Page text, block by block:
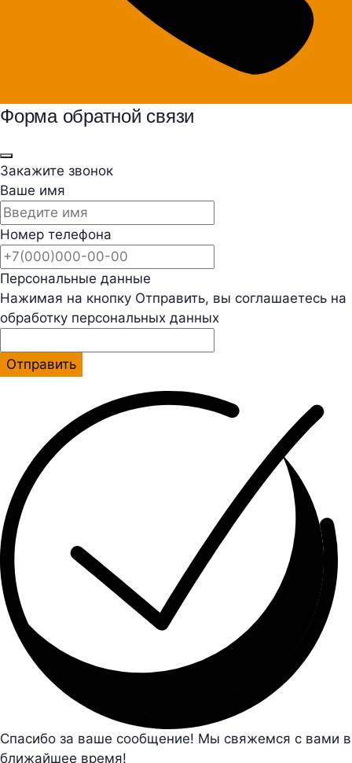
Форма обратной связи
Закажите звонок
Ваше имя
Номер телефона
Персональные данные
Нажимая на кнопку Отправить, вы соглашаетесь на
обработку персональных данных
Отправить
Спасибо за ваше сообщение! Мы свяжемся с вами в
ближайшее время!